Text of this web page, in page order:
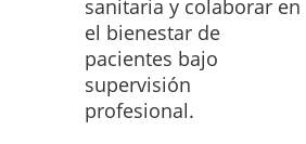
sanitaria y colaborar en
el bienestar de
pacientes bajo
supervisión
profesional.